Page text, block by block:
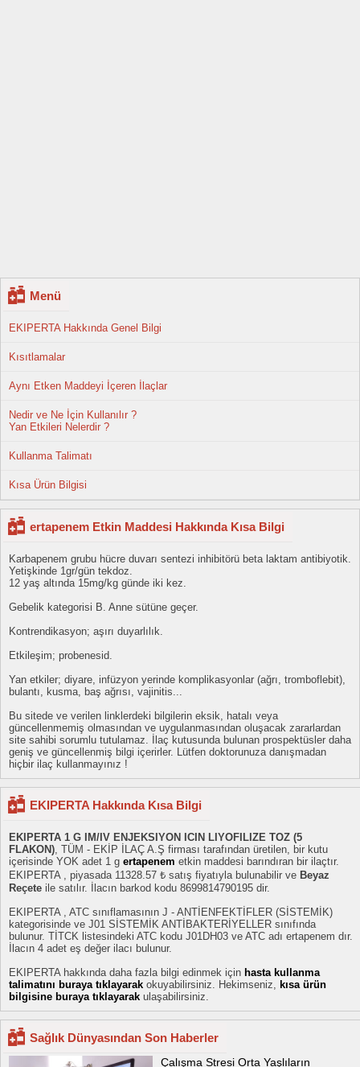
Menü
EKIPERTA Hakkında Genel Bilgi
Kısıtlamalar
Aynı Etken Maddeyi İçeren İlaçlar
Nedir ve Ne İçin Kullanılır ?
Yan Etkileri Nelerdir ?
Kullanma Talimatı
Kısa Ürün Bilgisi
ertapenem Etkin Maddesi Hakkında Kısa Bilgi
Karbapenem grubu hücre duvarı sentezi inhibitörü beta laktam antibiyotik.
Yetişkinde 1gr/gün tekdoz.
12 yaş altında 15mg/kg günde iki kez.
Gebelik kategorisi B. Anne sütüne geçer.
Kontrendikasyon; aşırı duyarlılık.
Etkileşim; probenesid.
Yan etkiler; diyare, infüzyon yerinde komplikasyonlar (ağrı, tromboflebit),
bulantı, kusma, baş ağrısı, vajinitis...
Bu sitede ve verilen linklerdeki bilgilerin eksik, hatalı veya
güncellenmemiş olmasından ve uygulanmasından oluşacak zararlardan
site sahibi sorumlu tutulamaz. İlaç kutusunda bulunan prospektüsler daha
geniş ve güncellenmiş bilgi içerirler. Lütfen doktorunuza danışmadan
hiçbir ilaç kullanmayınız !
EKIPERTA Hakkında Kısa Bilgi
EKIPERTA 1 G IM/IV ENJEKSIYON ICIN LIYOFILIZE TOZ (5
FLAKON), TÜM - EKİP İLAÇ A.Ş firması tarafından üretilen, bir kutu
içerisinde YOK adet 1 g ertapenem etkin maddesi barındıran bir ilaçtır.
EKIPERTA , piyasada 11328.57 ₺ satış fiyatıyla bulunabilir ve Beyaz
Reçete ile satılır. İlacın barkod kodu 8699814790195 dir.
EKIPERTA , ATC sınıflamasının J - ANTİENFEKTİFLER (SİSTEMİK)
kategorisinde ve J01 SİSTEMİK ANTİBAKTERİYELLER sınıfında
bulunur. TİTCK listesindeki ATC kodu J01DH03 ve ATC adı ertapenem dır.
İlacın 4 adet eş değer ilacı bulunur.
EKIPERTA hakkında daha fazla bilgi edinmek için hasta kullanma
talimatını buraya tıklayarak okuyabilirsiniz. Hekimseniz, kısa ürün
bilgisine buraya tıklayarak ulaşabilirsiniz.
Sağlık Dünyasından Son Haberler
Çalışma Stresi Orta Yaşlıların